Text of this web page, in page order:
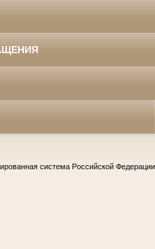
система Российской